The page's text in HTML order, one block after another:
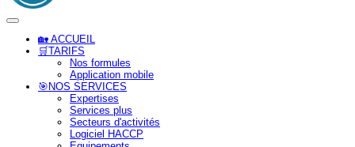
🏡 ACCUEIL
🛒TARIFS
Nos formules
Application mobile
🎯NOS SERVICES
Expertises
Services plus
Secteurs d'activités
Logiciel HACCP